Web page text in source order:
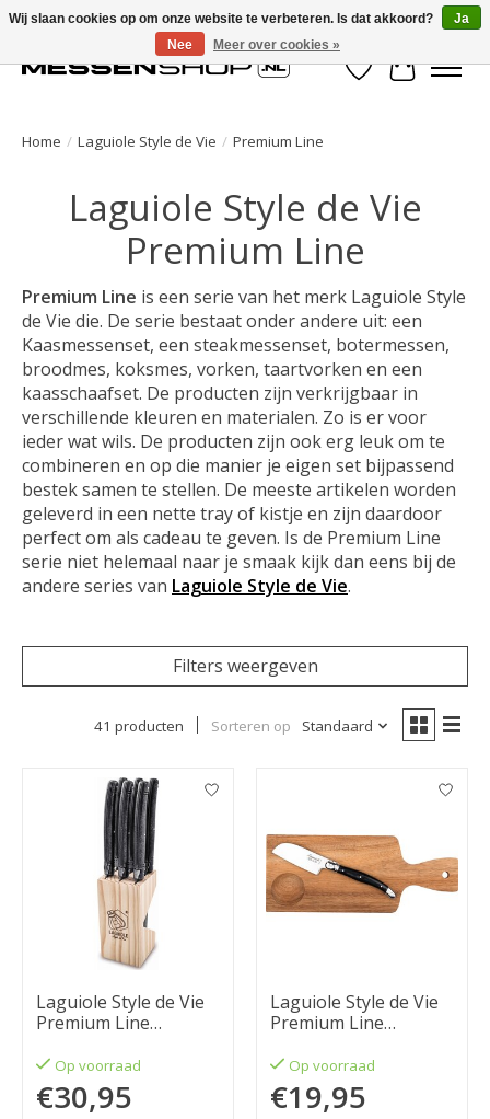
Verlanglijst
Home / Laguiole Style de Vie / Premium Line
Laguiole Style de Vie
Premium Line
Premium Line is een serie van het merk Laguiole Style
de Vie die. De serie bestaat onder andere uit: een
Kaasmessenset, een steakmessenset, botermessen,
broodmes, koksmes, vorken, taartvorken en een
kaasschaafset. De producten zijn verkrijgbaar in
verschillende kleuren en materialen. Zo is er voor
ieder wat wils. De producten zijn ook erg leuk om te
combineren en op die manier je eigen set bijpassend
bestek samen te stellen. De meeste artikelen worden
geleverd in een nette tray of kistje en zijn daardoor
perfect om als cadeau te geven. Is de Premium Line
serie niet helemaal naar je smaak kijk dan eens bij de
andere series van Laguiole Style de Vie.
Filters weergeven
41 producten Sorteren op Standaard
Laguiole Style de Vie
Premium Line
delig stonewash
Op voorraad
€30,95
Laguiole Style de Vie
Premium Line
serveerplank
Op voorraad
€19,95
Wij slaan cookies op om onze website te verbeteren. Is dat akkoord?
Ja
Nee
Meer over cookies »